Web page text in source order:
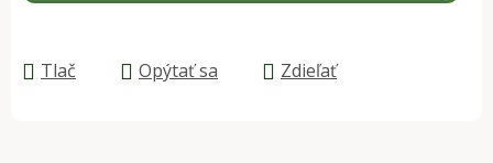
Tlač Opýtať sa Zdieľať